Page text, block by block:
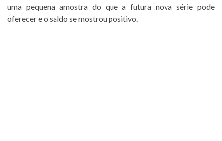
uma pequena amostra do que a futura nova série pode
oferecer e o saldo se mostrou positivo.